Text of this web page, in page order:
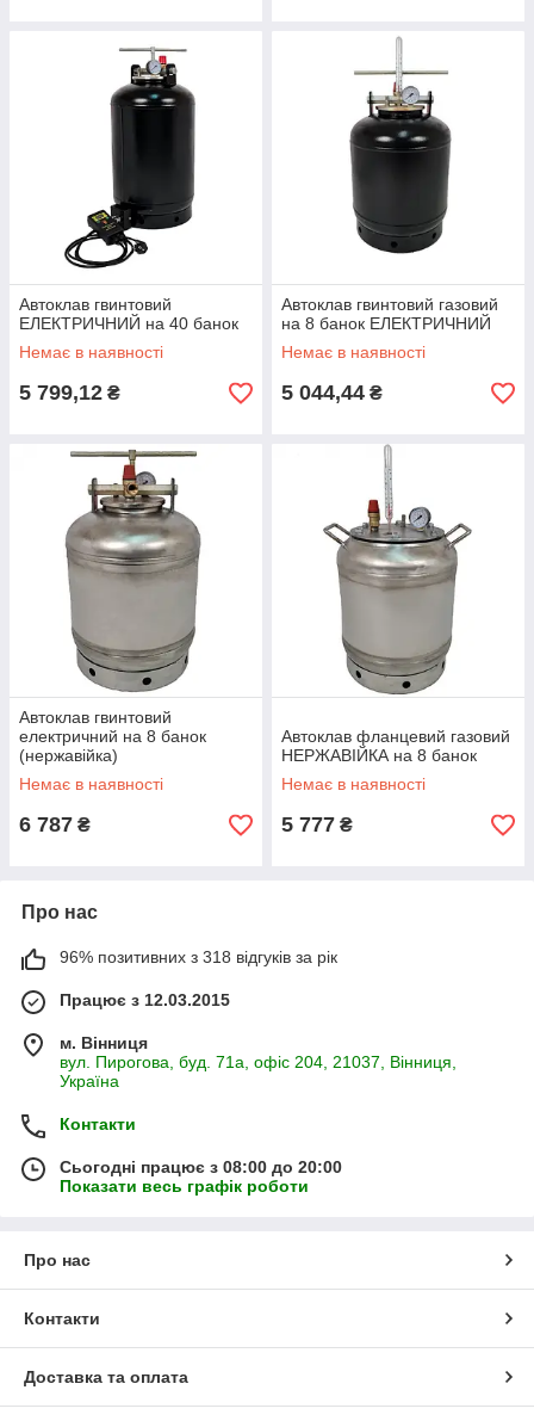
Автоклав гвинтовий
ЕЛЕКТРИЧНИЙ на 40 банок
Немає в наявності
5 799,12 ₴
Автоклав гвинтовий газовий
на 8 банок ЕЛЕКТРИЧНИЙ
Немає в наявності
5 044,44 ₴
Автоклав гвинтовий
електричний на 8 банок
(нержавійка)
Немає в наявності
6 787 ₴
Автоклав фланцевий газовий
НЕРЖАВІЙКА на 8 банок
Немає в наявності
5 777 ₴
Про нас
96% позитивних з 318 відгуків за рік
Працює з 12.03.2015
м. Вінниця
вул. Пирогова, буд. 71а, офіс 204, 21037, Вінниця,
Україна
Контакти
Сьогодні працює з 08:00 до 20:00
Показати весь графік роботи
Про нас
Контакти
Доставка та оплата